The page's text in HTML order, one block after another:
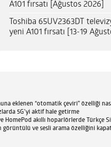
A101 fırsatı [Ağustos 2026]
Toshiba 65UV2363DT
yeni A101 fırsatı [13-19
eklenen “otomatik çeviri” özelliği
5G’yi aktif hale getirme
HomePod akıllı hoparlörlerde Türkçe
görüntülü ve sesli arama özelliğini